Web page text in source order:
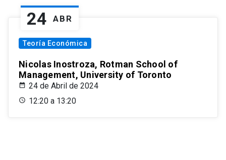
24 ABR
Teoría Económica
Nicolas Inostroza, Rotman School of
Management, University of Toronto
24 de Abril de 2024
12:20 a 13:20